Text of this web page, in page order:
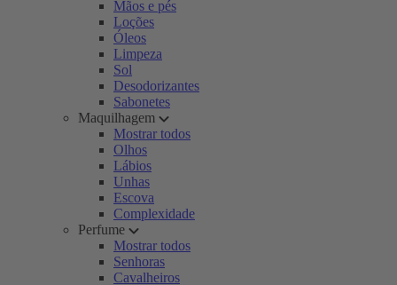
Mãos e pés
Loções
Óleos
Limpeza
Sol
Desodorizantes
Sabonetes
Maquilhagem
Mostrar todos
Olhos
Lábios
Unhas
Escova
Complexidade
Perfume
Mostrar todos
Senhoras
Cavalheiros